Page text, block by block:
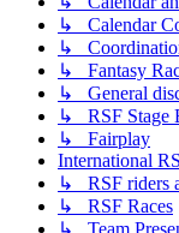
↳ Calendar
↳
↳ Fantasy
↳ General
↳ RSF Stage
↳ Fairplay
International
↳ RSF riders
↳ RSF Races
↳ Team